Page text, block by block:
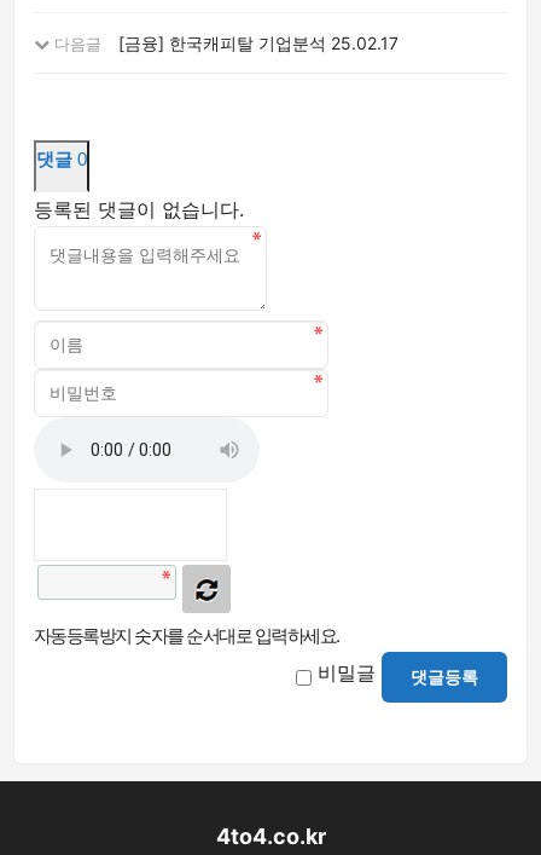
다음글 [금융] 한국캐피탈 기업분석 25.02.17
댓글 0
등록된 댓글이 없습니다.
자동등록방지 숫자를 순서대로 입력하세요.
비밀글 댓글등록
4to4.co.kr